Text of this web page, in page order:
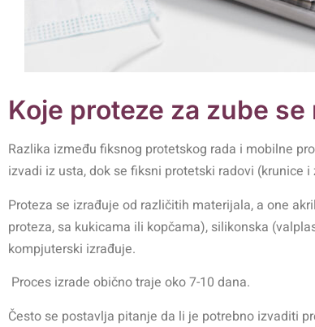
Koje proteze za zube
Razlika između fiksnog protetskog rada i mobilne
izvadi iz usta, dok se fiksni protetski radovi
Proteza se izrađuje od različitih materijala, a one
proteza, sa kukicama ili kopčama), silikonska
kompjuterski izrađuje.
Proces izrade obično traje oko 7-10 dana.
Često se postavlja pitanje da li je potrebno izvaditi